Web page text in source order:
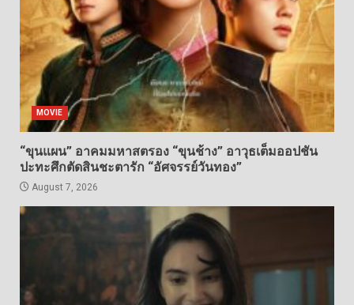
MOVIE
“ขุนแผน” อาคมมหาสตรอง “ขุนช้าง” อาวุธเต็มออปชัน
ปะทะศึกตัดสินชะตารัก “อัศจรรย์วันทอง”
August 7, 2026